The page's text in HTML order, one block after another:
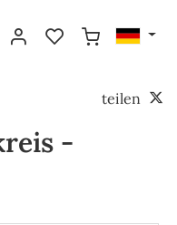
teilen
-